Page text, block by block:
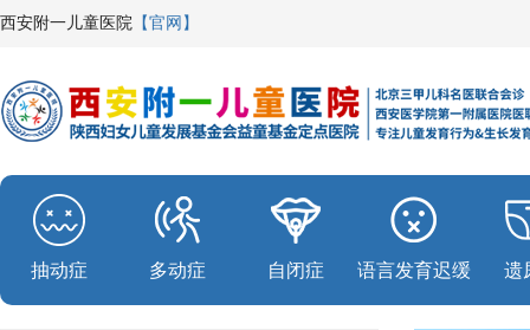
西安附一儿童医院 【官网】
抽动症 多动症 自闭症 语言发育迟缓 遗